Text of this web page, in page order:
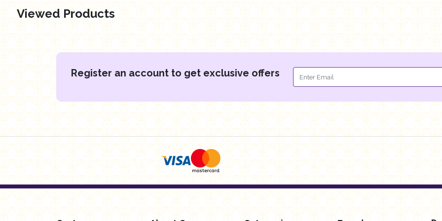
EGP 14.95
Add to cart
EGP 14.95
Add to cart
EGP 14.95
Add to cart
EGP 25.00
Viewed Products
Register an account to get exclusive offers